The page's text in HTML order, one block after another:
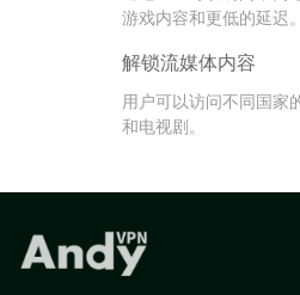
游戏内容和更低的延迟。
解锁流媒体内容
用户可以访问不同国家
和电视剧。